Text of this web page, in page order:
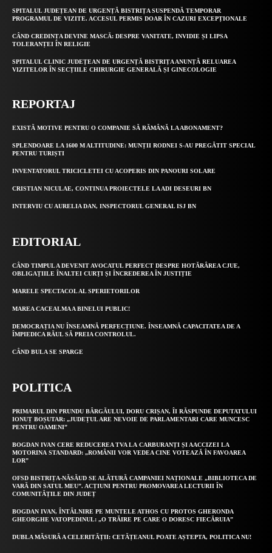
SPITALUL JUDEȚEAN DE URGENȚĂ BISTRIȚA SUSPENDĂ TEMPORAR
PROGRAMUL DE VIZITE. ACCESUL PERMIS DOAR ÎN CAZURI EXCEPȚIONALE
CÂND CREDINȚA DEVINE MASCĂ: DESPRE VANITATE, INVIDIE ȘI LIPSA
TOLERANȚEI ÎN RELIGIE
SPITALUL CLINIC JUDEȚEAN DE URGENȚĂ BISTRIȚA ANUNȚĂ RELUAREA
VIZITELOR ÎN SECȚIILE CHIRURGIE GENERALĂ ȘI GINECOLOGIE
REPORTAJ
EXISTĂ MOTIVE PENTRU O COMPANIE SĂ RĂMÂNĂ LA ABONAMENT?
SPLENDOARE LA 1600 M ALTITUDINE: MUNȚII RODNEI S-AU PREGĂTIT SPECIAL
PENTRU TURIȘTI
INVENTATORUL TRICICLETEI CU ACOPERIS DIN PANOURI SOLARE
CRISTIAN NICULAE, CONTINUA PROIECTELE LA ADI DESEURI BN
INTERVIU CU AURELIA DAN, INSPECTORUL GENERAL ISJ BN
EDITORIAL
CÂND TIMPUL A DEVENIT AVOCATUL PERFECT DESPRE HOTĂRÂREA CJUE,
OBLIGAȚIILE ÎNALTEI CURȚI ȘI ÎNCREDEREA ÎN JUSTIȚIE
MARELE SPECTACOL AL SPERIETORILOR
MAREA CACEALMA A BINELUI PUBLIC!
DEMOCRAȚIA NU ÎNSEAMNĂ PERFECȚIUNE. ÎNSEAMNĂ CAPACITATEA DE A
ÎMPIEDICA RĂUL SĂ PREIA CONTROLUL.
CÂND BULA SE SPARGE
POLITICA
PRIMARUL DIN PRUNDU BÂRGĂULUI, DORU CRIȘAN, ÎI RĂSPUNDE DEPUTATULUI
IONUȚ BOȘUTAR: „JUDEȚUL ARE NEVOIE DE PARLAMENTARI CARE MUNCESC
PENTRU OAMENI”
BOGDAN IVAN CERE REDUCEREA TVA LA CARBURANȚI ȘI AACCIZEI LA
MOTORINA STANDARD: „ROMÂNII VOR VEDEA CINE VOTEAZĂ ÎN FAVOAREA
LOR”
OFSD BISTRIȚA-NĂSĂUD SE ALĂTURĂ CAMPANIEI NAȚIONALE „BIBLIOTECA DE
VARĂ DIN SATUL MEU”. ACȚIUNI PENTRU PROMOVAREA LECTURII ÎN
COMUNITĂȚILE DIN JUDEȚ
BOGDAN IVAN, ÎNTÂLNIRE PE MUNTELE ATHOS CU PROTOS GHERONDA
GHEORGHE VATOPEDINUL: „O TRĂIRE PE CARE O DORESC FIECĂRUIA”
DUBLA MĂSURĂ A CELERITĂȚII: CETĂȚEANUL POATE AȘTEPTA, POLITICA NU!